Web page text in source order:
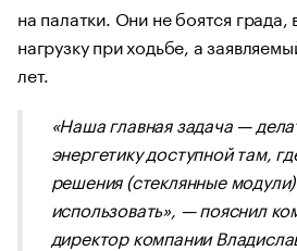
на палатки. Они не боятся
нагрузку при ходьбе, а
лет.
«Наша главная задача —
энергетику доступной там,
решения (стеклянные
использовать», — пояснил
директор компании